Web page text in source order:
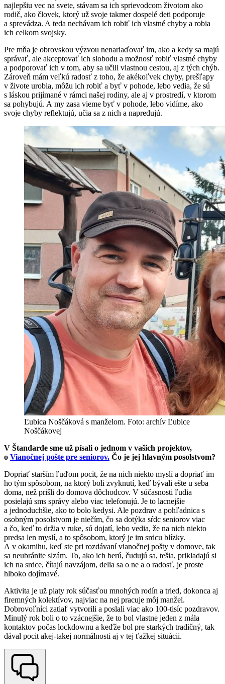
najlepšiu vec na svete, stávam sa ich sprievodcom životom ako
rodič, ako človek, ktorý už svoje takmer dospelé deti podporuje
a sprevádza. A teda nechávam ich robiť ich vlastné chyby a robia
ich celkom svojsky.
Pre mňa je obrovskou výzvou nenariaďovať im, ako a kedy sa majú
správať, ale akceptovať ich slobodu a možnosť robiť vlastné chyby
a podporovať ich v tom, aby sa učili vlastnou cestou, aj z tých chýb.
Zároveň mám veľkú radosť z toho, že akékoľvek chyby, prešľapy
v živote urobia, môžu ich robiť a byť v pohode, lebo vedia, že sú
s láskou prijímané v rámci našej rodiny, ale aj v prostredí, v ktorom
sa pohybujú. A my zasa vieme byť v pohode, lebo vidíme, ako
svoje chyby reflektujú, učia sa z nich a napredujú.
Ľubica Noščáková s manželom. Foto: archív Ľubice
Noščákovej
V Štandarde sme už písali o jednom v vašich projektov,
o Vianočnej pošte pre seniorov. Čo je jej hlavným posolstvom?
Dopriať starším ľuďom pocit, že na nich niekto myslí a dopriať im
ho tým spôsobom, na ktorý boli zvyknutí, keď bývali ešte u seba
doma, než prišli do domova dôchodcov. V súčasnosti ľudia
posielajú sms správy alebo viac telefonujú. Je to lacnejšie
a jednoduchšie, ako to bolo kedysi. Ale pozdrav a pohľadnica s
osobným posolstvom je niečím, čo sa dotýka sŕdc seniorov viac
a čo, keď to držia v ruke, sú dojatí, lebo vedia, že na nich niekto
predsa len myslí, a to spôsobom, ktorý je im srdcu blízky.
A v okamihu, keď ste pri rozdávaní vianočnej pošty v domove, tak
sa neubránite slzám. To, ako ich berú, čudujú sa, tešia, prikladajú si
ich na srdce, čítajú navzájom, delia sa o ne a o radosť, je proste
hlboko dojímavé.
Aktivita je už piaty rok súčasťou mnohých rodín a tried, dokonca aj
firemných kolektívov, najviac na nej pracuje môj manžel.
Dobrovoľníci zatiaľ vytvorili a poslali viac ako 100-tisíc pozdravov.
Minulý rok boli o to vzácnejšie, že to bol vlastne jeden z mála
kontaktov počas lockdownu a keďže bol pre starkých tradičný, tak
dával pocit akej-takej normálnosti aj v tej ťažkej situácii.